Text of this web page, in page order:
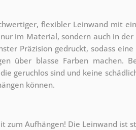
flexibler Leinwand mit
im Material, sondern auch in
Präzision gedruckt, sodass eine
über blasse Farben machen.
geruchlos sind und keine
können.
zum Aufhängen! Die Leinwand ist